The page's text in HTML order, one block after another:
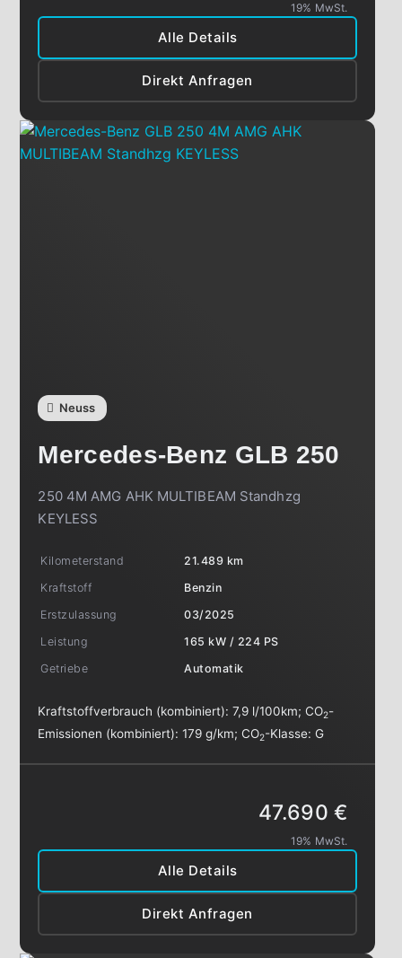
Alle Details
Direkt Anfragen
19% MwSt.
Neuss
Mercedes-Benz GLB 250
250 4M AMG AHK MULTIBEAM Standhzg
KEYLESS
Kilometerstand
21.489 km
Kraftstoff
Benzin
Erstzulassung
03/2025
Leistung
165 kW / 224 PS
Getriebe
Automatik
Kraftstoffverbrauch (kombiniert):7,9 l/100km;CO2-
Emissionen (kombiniert):179 g/km;CO2-Klasse:G
Alle Details
Direkt Anfragen
47.690 €
19% MwSt.